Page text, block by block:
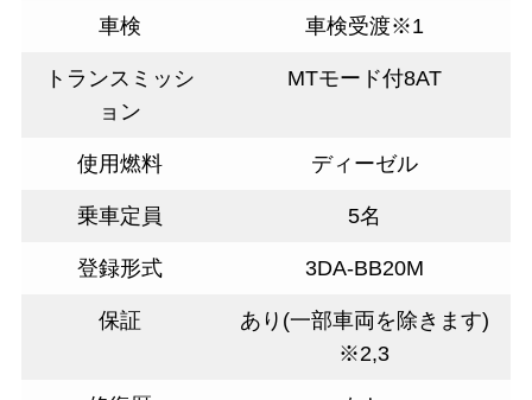
車検 車検受渡※1
トランスミッシ
ョン
MTモード付8AT
使用燃料 ディーゼル
乗車定員 5名
登録形式 3DA-BB20M
保証
あり(一部車両を除きます)
※2,3